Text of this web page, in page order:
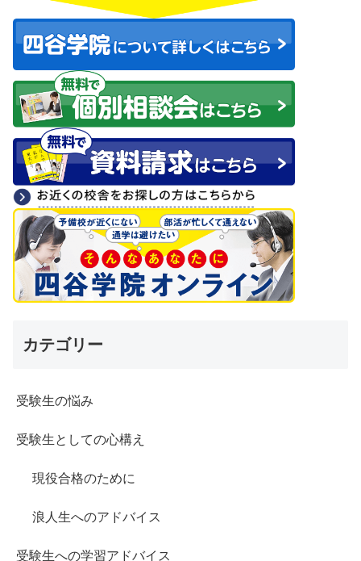
カテゴリー
受験生の悩み
受験生としての心構え
現役合格のために
浪人生へのアドバイス
受験生への学習アドバイス